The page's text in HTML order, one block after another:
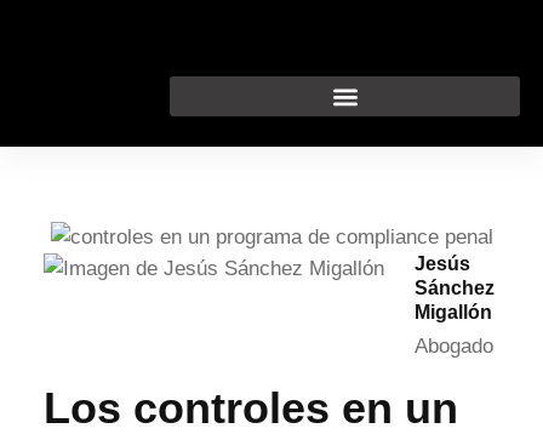
Jesús
Sánchez
Migallón
Abogado
Los controles en un